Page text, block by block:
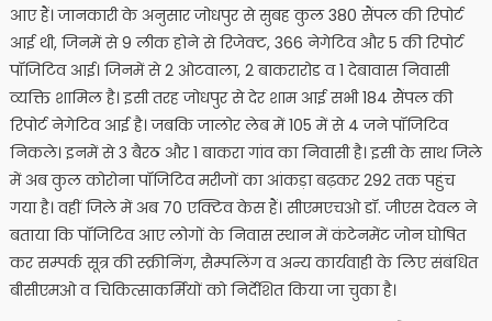
आए हैं। जानकारी के अनुसार जोधपुर से सुबह कुल 380 सैंपल की रिपोर्ट
आई थी, जिनमें से 9 लीक होने से रिजेक्ट, 366 नेगेटिव और 5 की रिपोर्ट
पॉजिटिव आई। जिनमें से 2 ओटवाला, 2 बाकरारोड व 1 देबावास निवासी
व्यक्ति शामिल है। इसी तरह जोधपुर से देर शाम आई सभी 184 सैंपल की
रिपोर्ट नेगेटिव आई है। जबकि जालोर लेब में 105 में से 4 जने पॉजिटिव
निकले। इनमें से 3 बैरठ और 1 बाकरा गांव का निवासी है। इसी के साथ जिले
में अब कुल कोरोना पॉजिटिव मरीजों का आंकड़ा बढ़कर 292 तक पहुंच
गया है। वहीं जिले में अब 70 एक्टिव केस हैं। सीएमएचओ डॉ. जीएस देवल ने
बताया कि पॉजिटिव आए लोगों के निवास स्थान में कंटेनमेंट जोन घोषित
कर सम्पर्क सूत्र की स्क्रीनिंग, सैम्पलिंग व अन्य कार्यवाही के लिए संबंधित
बीसीएमओ व चिकित्साकर्मियों को निर्देशित किया जा चुका है।